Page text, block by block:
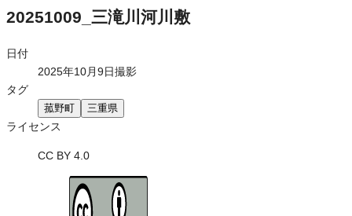
20251009_三滝川河川敷
日付
2025年10月9日撮影
タグ
菰野町 三重県
ライセンス
CC BY 4.0